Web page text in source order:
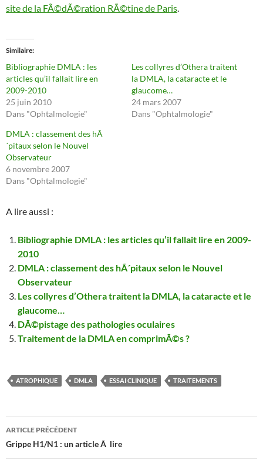
site de la FÃ©dÃ©ration RÃ©tine de Paris.
Similaire
Bibliographie DMLA : les
articles qu’il fallait lire en
2009-2010
25 juin 2010
Dans "Ophtalmologie"
Les collyres d’Othera traitent
la DMLA, la cataracte et le
glaucome…
24 mars 2007
Dans "Ophtalmologie"
DMLA : classement des hÃ
´pitaux selon le Nouvel
Observateur
6 novembre 2007
Dans "Ophtalmologie"
A lire aussi :
Bibliographie DMLA : les articles qu’il fallait lire en 2009-
2010
DMLA : classement des hÃ´pitaux selon le Nouvel
Observateur
Les collyres d’Othera traitent la DMLA, la cataracte et le
glaucome…
DÃ©pistage des pathologies oculaires
Traitement de la DMLA en comprimÃ©s ?
ATROPHIQUE DMLA ESSAI CLINIQUE TRAITEMENTS
Navigation
des
ARTICLE PRÉCÉDENT
Grippe H1/N1 : un article Ã lire